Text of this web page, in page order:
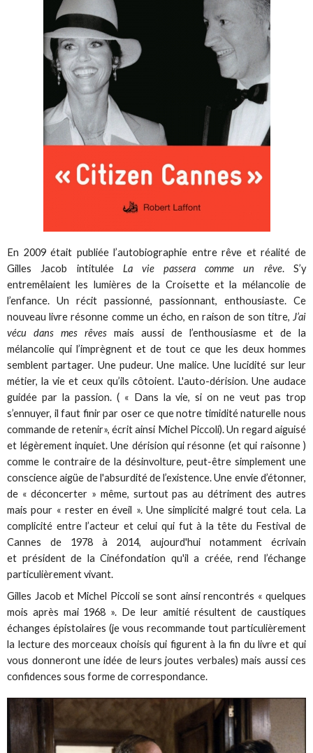
En 2009 était publiée l’autobiographie entre rêve et réalité de
Gilles Jacob intitulée La vie passera comme un rêve. S’y
entremêlaient les lumières de la Croisette et la mélancolie de
l’enfance. Un récit passionné, passionnant, enthousiaste. Ce
nouveau livre résonne comme un écho, en raison de son titre, J’ai
vécu dans mes rêves mais aussi de l’enthousiasme et de la
mélancolie qui l’imprègnent et de tout ce que les deux hommes
semblent partager. Une pudeur. Une malice. Une lucidité sur leur
métier, la vie et ceux qu’ils côtoient. L'auto-dérision. Une audace
guidée par la passion. ( « Dans la vie, si on ne veut pas trop
s’ennuyer, il faut finir par oser ce que notre timidité naturelle nous
commande de retenir», écrit ainsi Michel Piccoli). Un regard aiguisé
et légèrement inquiet. Une dérision qui résonne (et qui raisonne )
comme le contraire de la désinvolture, peut-être simplement une
conscience aigüe de l'absurdité de l’existence. Une envie d’étonner,
de « déconcerter » même, surtout pas au détriment des autres
mais pour « rester en éveil ». Une simplicité malgré tout cela. La
complicité entre l’acteur et celui qui fut à la tête du Festival de
Cannes de 1978 à 2014, aujourd'hui notamment écrivain
et président de la Cinéfondation qu'il a créée, rend l’échange
particulièrement vivant.
Gilles Jacob et Michel Piccoli se sont ainsi rencontrés « quelques
mois après mai 1968 ». De leur amitié résultent de caustiques
échanges épistolaires (je vous recommande tout particulièrement
la lecture des morceaux choisis qui figurent à la fin du livre et qui
vous donneront une idée de leurs joutes verbales) mais aussi ces
confidences sous forme de correspondance.